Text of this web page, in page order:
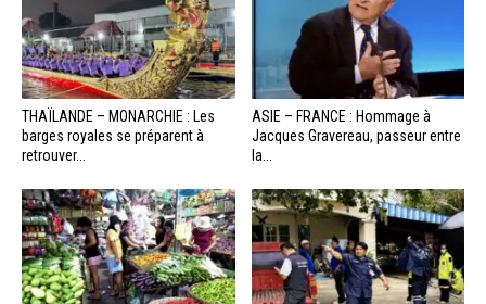
THAÏLANDE – MONARCHIE : Les
barges royales se préparent à
retrouver...
ASIE – FRANCE : Hommage à
Jacques Gravereau, passeur entre
la...